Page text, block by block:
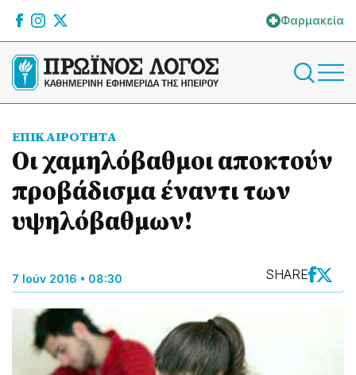
Φαρμακεία
ΕΠΙΚΑΙΡΟΤΗΤΑ
Οι χαμηλόβαθμοι αποκτούν
προβάδισμα έναντι των
υψηλόβαθμων!
7 Ιούν 2016 • 08:30 SHARE